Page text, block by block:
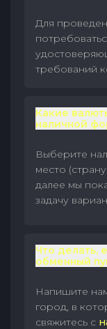
Для
требований
Какие
наличной
Выберите
место
далее мы
задачу
Что делать,
обменный
Напишите
город, в
свяжитесь с